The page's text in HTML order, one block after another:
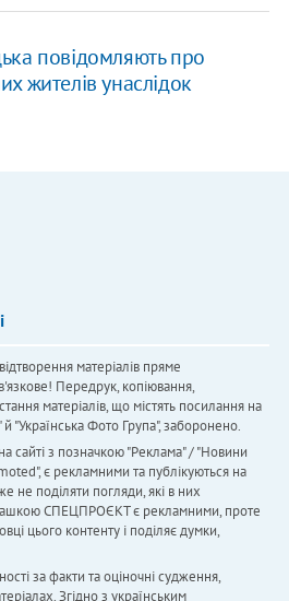
повідомляють про
жителів унаслідок
матеріалів пряме
Передрук, копіювання,
матеріалів, що містять посилання на
"Українська Фото Група", заборонено.
сайті з позначкою "Реклама" / "Новини
є рекламними та публікуються на
не поділяти погляди, які в них
СПЕЦПРОЄКТ є рекламними, проте
цього контенту і поділяє думки,
за факти та оціночні судження,
Згідно з українським